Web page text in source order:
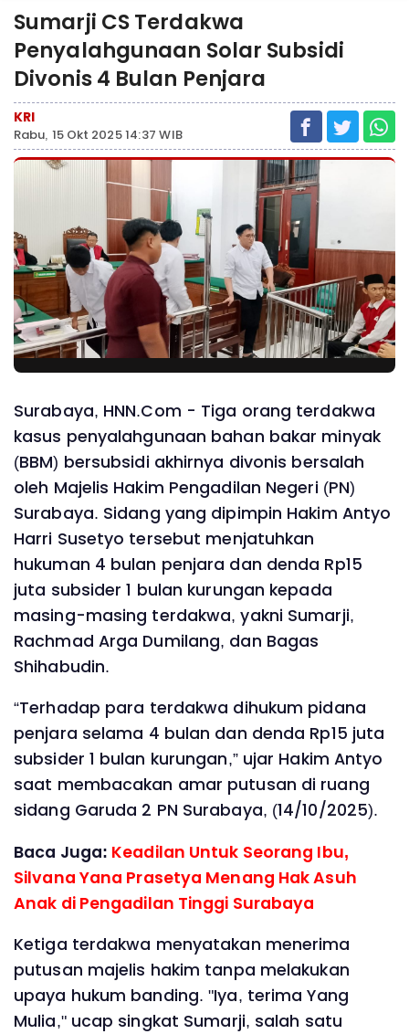
Sumarji CS Terdakwa
Penyalahgunaan Solar Subsidi
Divonis 4 Bulan Penjara
KRI
Rabu, 15 Okt 2025 14:37 WIB
Surabaya, HNN.Com - Tiga orang terdakwa
kasus penyalahgunaan bahan bakar minyak
(BBM) bersubsidi akhirnya divonis bersalah
oleh Majelis Hakim Pengadilan Negeri (PN)
Surabaya. Sidang yang dipimpin Hakim Antyo
Harri Susetyo tersebut menjatuhkan
hukuman 4 bulan penjara dan denda Rp15
juta subsider 1 bulan kurungan kepada
masing-masing terdakwa, yakni Sumarji,
Rachmad Arga Dumilang, dan Bagas
Shihabudin.
“Terhadap para terdakwa dihukum pidana
penjara selama 4 bulan dan denda Rp15 juta
subsider 1 bulan kurungan,” ujar Hakim Antyo
saat membacakan amar putusan di ruang
sidang Garuda 2 PN Surabaya, (14/10/2025).
Baca Juga: Keadilan Untuk Seorang Ibu,
Silvana Yana Prasetya Menang Hak Asuh
Anak di Pengadilan Tinggi Surabaya
Ketiga terdakwa menyatakan menerima
putusan majelis hakim tanpa melakukan
upaya hukum banding. "Iya, terima Yang
Mulia," ucap singkat Sumarji, salah satu